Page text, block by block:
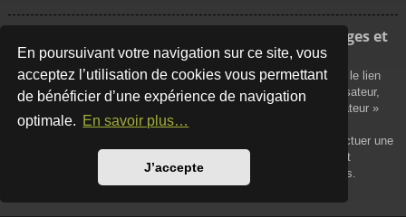
En poursuivant votre navigation sur ce site, vous
acceptez l’utilisation de cookies vous permettant
de bénéficier d’une expérience de navigation
optimale. En savoir plus…
J’accepte
Comment puis-je retrouver mes propres messages et
sujets ?
Vos propres messages peuvent être affichés soit en cliquant sur le lien
« Afficher vos messages » dans le panneau de contrôle de l’utilisateur,
soit en cliquant sur le lien « Rechercher les messages de l’utilisateur »
sur la page de votre propre profil ou soit en cliquant sur le menu
« Raccourcis » situé sur la partie supérieure du forum. Pour effectuer une
recherche de vos propres sujets, utilisez la recherche avancée et
remplissez convenablement les options qui vous sont disponibles.